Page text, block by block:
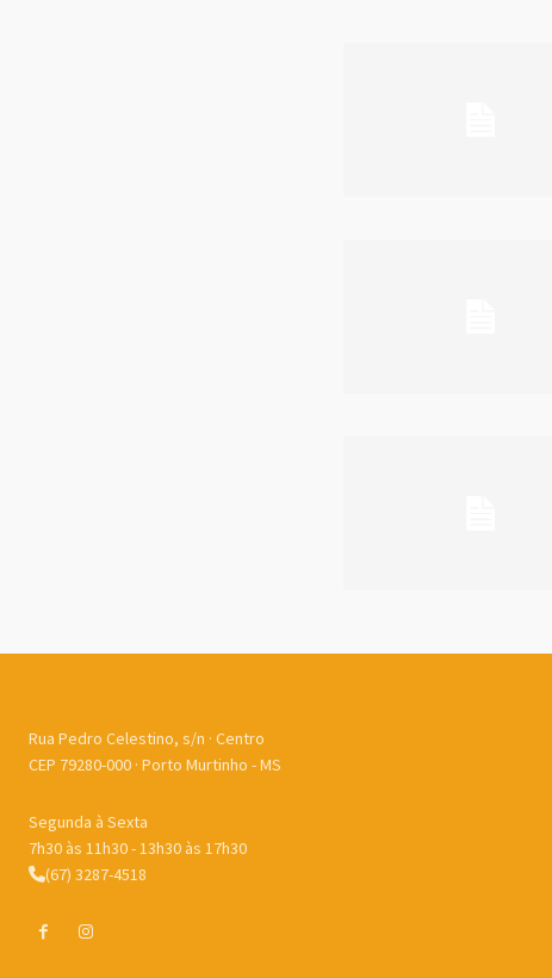
Rua Pedro Celestino, s/n · Centro
CEP 79280-000 · Porto Murtinho - MS
Segunda à Sexta
7h30 às 11h30 - 13h30 às 17h30
(67) 3287-4518